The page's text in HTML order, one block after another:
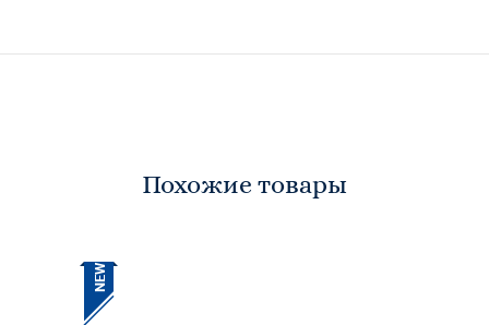
Похожие товары
NEW